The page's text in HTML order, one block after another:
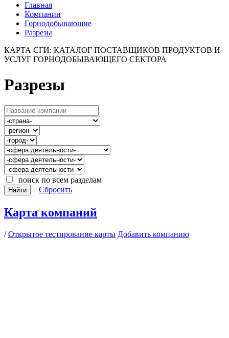
Главная
Компании
Горнодобывающие
Разрезы
КАРТА СГИ: КАТАЛОГ ПОСТАВЩИКОВ ПРОДУКТОВ И
УСЛУГ ГОРНОДОБЫВАЮЩЕГО СЕКТОРА
Разрезы
поиск по всем разделам
Найти Сбросить
Карта компаний
/Открытое тестирование карты Добавить компанию